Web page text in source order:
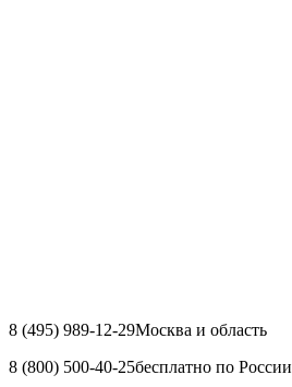
8 (495) 989-12-29Москва и область
8 (800) 500-40-25бесплатно по России